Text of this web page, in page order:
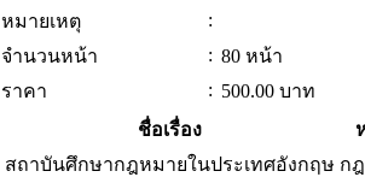
หมายเหตุ
:
จำนวนหน้า
: 80 หน้า
ราคา
: 500.00 บาท
ชื่อเรื่อง
สถาบันศึกษากฎหมายในประเทศอังกฤษ ก